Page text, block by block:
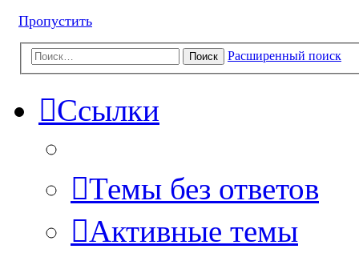
Пропустить
Поиск Расширенный поиск
Ссылки
Темы без ответов
Активные темы